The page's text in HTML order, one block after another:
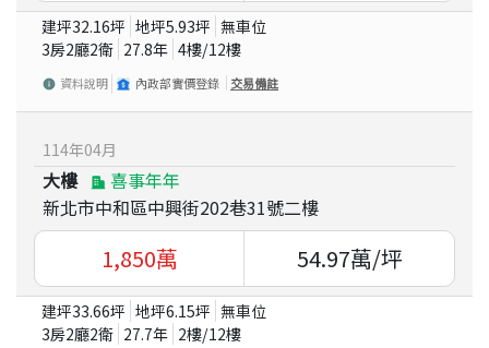
建坪32.16坪 地坪5.93坪 無車位
3房2廳2衛 27.8年 4樓/12樓
資料說明 內政部實價登錄 交易備註
114年04月
大樓
喜事年年
新北市中和區中興街202巷31號二樓
1,850萬 54.97萬/坪
建坪33.66坪 地坪6.15坪 無車位
3房2廳2衛 27.7年 2樓/12樓